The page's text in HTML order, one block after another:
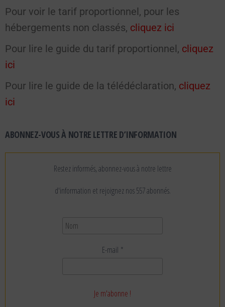
Pour voir le tarif proportionnel, pour les
hébergements non classés, cliquez ici
Pour lire le guide du tarif proportionnel, cliquez
ici
Pour lire le guide de la télédéclaration, cliquez
ici
ABONNEZ-VOUS À NOTRE LETTRE D’INFORMATION
Restez informés, abonnez-vous à notre lettre
d'information et rejoignez nos 557 abonnés.
E-mail *